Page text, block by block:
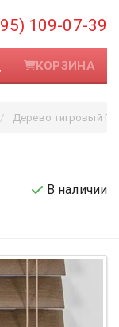
109-07-39
КОРЗИНА
Дерево тигровый
В наличии